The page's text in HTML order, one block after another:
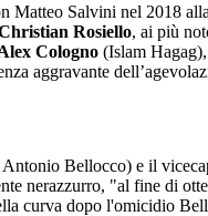
Matteo Salvini nel 2018
Rosiello, ai più
Cologno (Islam
aggravante
Antonio Bellocco) e il
nerazzurro, "al fine di
curva dopo l'omicidio